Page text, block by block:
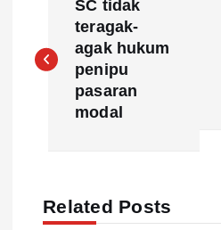
s
a
SC tidak
teragak-
agak hukum
penipu
pasaran
modal
Related Posts